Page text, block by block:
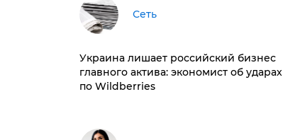
Сеть
​Украина лишает российский бизнес
главного актива: экономист об ударах
по Wildberries